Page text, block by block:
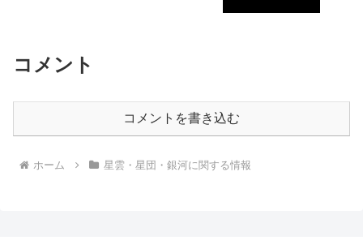
コメント
コメントを書き込む
ホーム 星雲・星団・銀河に関する情報